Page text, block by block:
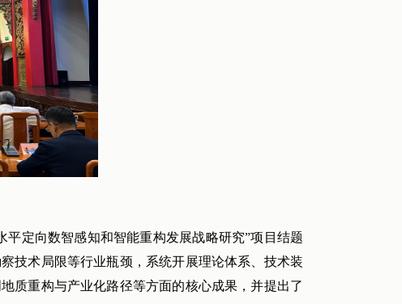
定向数智感知和智能重构发展战略研究”项目结题
技术局限等行业瓶颈，系统开展理论体系、技术装
质重构与产业化路径等方面的核心成果，并提出了